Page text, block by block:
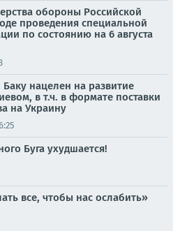
обороны Российской
проведения специальной
по состоянию на 6 августа
нацелен на развитие
в т.ч. в формате поставки
на Украину
Буга ухудшается!
все, чтобы нас ослабить»